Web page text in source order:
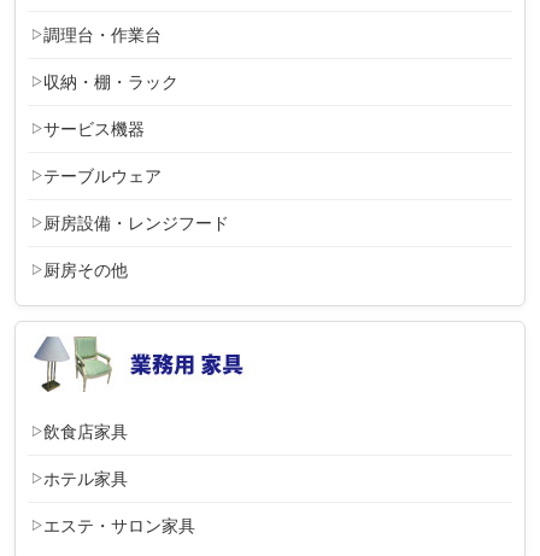
調理台・作業台
収納・棚・ラック
サービス機器
テーブルウェア
厨房設備・レンジフード
厨房その他
飲食店家具
ホテル家具
エステ・サロン家具